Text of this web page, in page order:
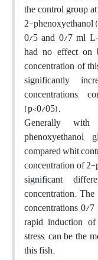
the control group
2-phenoxyethanol
0/5 and 0/7 ml
had no effect
concentration of
significantly
concentrations,
(p<0/05).
Generally,
phenoxyethanol,
compared whit
concentration of
significant
concentration.
concentrations 0/
rapid induction
stress, can be the
this fish.